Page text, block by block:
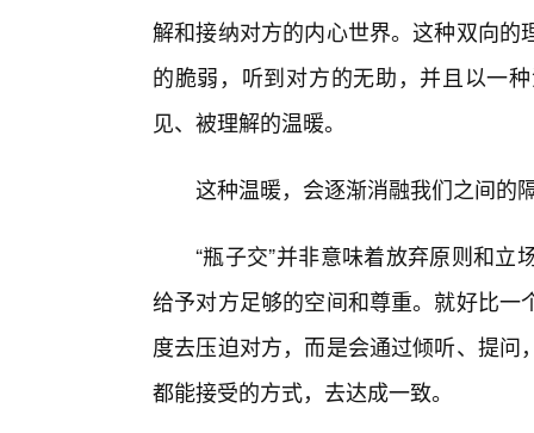
解和接纳对方的内心世界。这种双向
的脆弱，听到对方的无助，并且以一
见、被理解的温暖。
这种温暖，会逐渐消融我们之间的
“瓶子交”并非意味着放弃原则和
给予对方足够的空间和尊重。就好比
度去压迫对方，而是会通过倾听、提
都能接受的方式，去达成一致。